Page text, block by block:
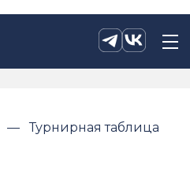
Турнирная таблица